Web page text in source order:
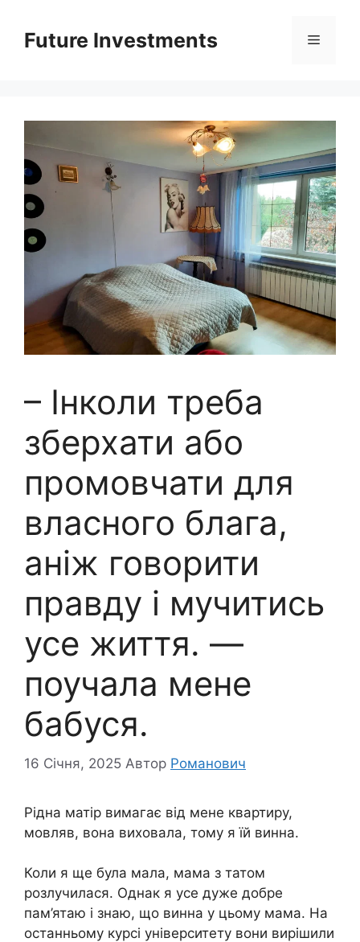
вмістуFuture Investments Меню
– Інколи треба
зберхати або
промовчати для
власного блага,
аніж говорити
правду і мучитись
усе життя. —
поучала мене
бабуся.
16 Січня, 2025 Автор Романович
Рідна матір вимагає від мене квартиру,
мовляв, вона виховала, тому я їй винна.
Коли я ще була мала, мама з татом
розлучилася. Однак я усе дуже добре
пам’ятаю і знаю, що винна у цьому мама. На
останньому курсі університету вони вирішили